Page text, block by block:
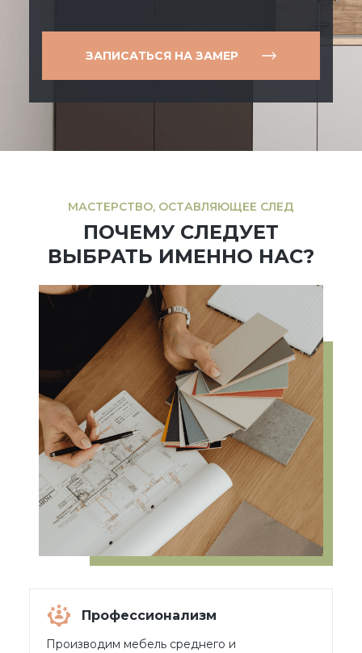
ЗАПИСАТЬСЯ НА ЗАМЕР
МАСТЕРСТВО, ОСТАВЛЯЮЩЕЕ СЛЕД
ПОЧЕМУ СЛЕДУЕТ
ВЫБРАТЬ ИМЕННО НАС?
Профессионализм
Производим мебель среднего и